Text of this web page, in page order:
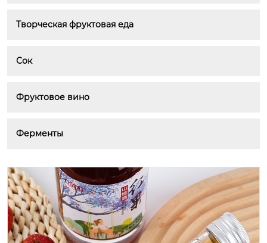
Творческая фруктовая еда
Сок
Фруктовое вино
Ферменты